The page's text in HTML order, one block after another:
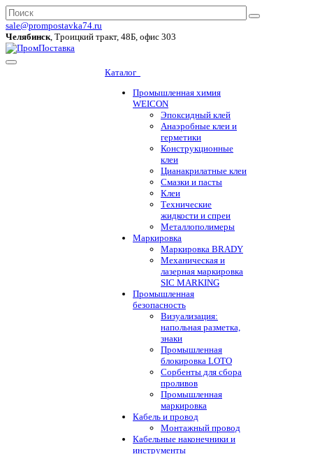
sale@prompostavka74.ru
Челябинск, Троицкий тракт, 48Б, офис 303
Каталог
Промышленная химия
WEICON
Эпоксидный клей
Анаэробные клеи и
герметики
Конструкционные
клеи
Цианакрилатные клеи
Смазки и пасты
Клеи
Технические
жидкости и спреи
Металлополимеры
Маркировка
Маркировка BRADY
Механическая и
лазерная маркировка
SIC MARKING
Промышленная
безопасность
Визуализация:
напольная разметка,
знаки
Промышленная
блокировка LOTO
Сорбенты для сбора
проливов
Промышленная
маркировка
Кабель и провод
Монтажный провод
Кабельные наконечники и
инструменты